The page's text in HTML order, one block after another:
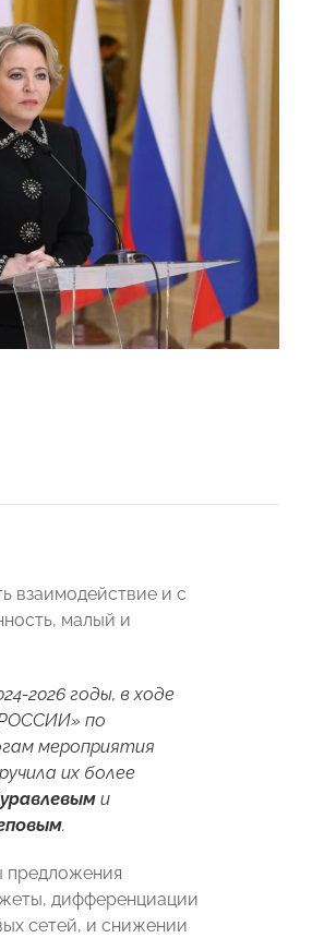
взаимодействие и с
малый и
2026 годы, в ходе
по
мероприятия
их более
и
.
предложения
дифференциации
сетей, и снижении